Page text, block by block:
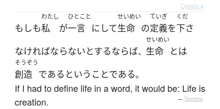
Details ▸
もしも
わたし
私 が
ひとこと
一言 に して
せいめい
生命 の
ていぎ
定義を
くだ
下さ
なければならないとするならば、
せいめい
生命 とは
そうぞう
創造 である という ことである。
If I had to define life in a word, it would be: Life is
creation.
— Tatoeba